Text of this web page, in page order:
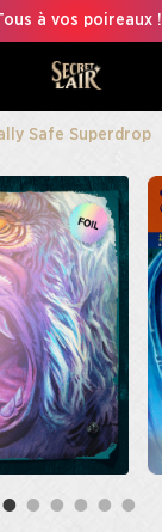
à vos poireaux !
Safe Superdrop